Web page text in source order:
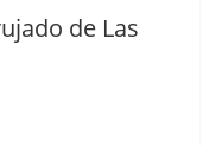
de Las